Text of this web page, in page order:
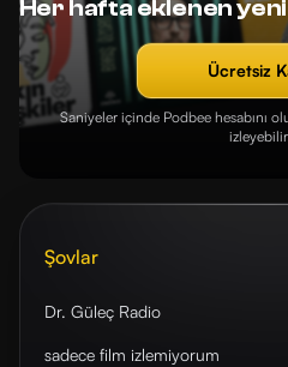
Her hafta eklenen
Ücretsiz
Saniyeler içinde Podbee hesabını
Şovlar
Dr. Güleç Radio
sadece film izlemiyorum